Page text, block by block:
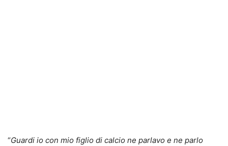
“Guardi io con mio figlio di calcio ne parlavo e ne parlo